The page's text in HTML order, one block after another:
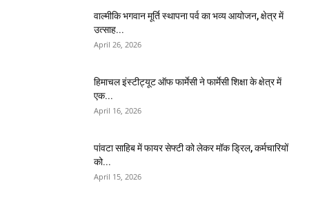
वाल्मीकि भगवान मूर्ति स्थापना पर्व का भव्य आयोजन, क्षेत्र में
उत्साह...
April 26, 2026
हिमाचल इंस्टीट्यूट ऑफ फार्मेसी ने फार्मेसी शिक्षा के क्षेत्र में
एक...
April 16, 2026
पांवटा साहिब में फायर सेफ्टी को लेकर मॉक ड्रिल, कर्मचारियों
को...
April 15, 2026